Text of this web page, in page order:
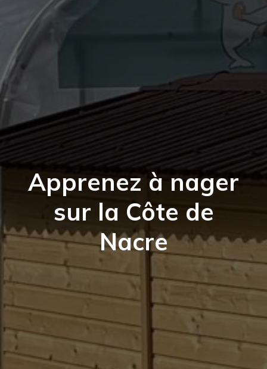
Apprenez à nager
sur la Côte de
Nacre